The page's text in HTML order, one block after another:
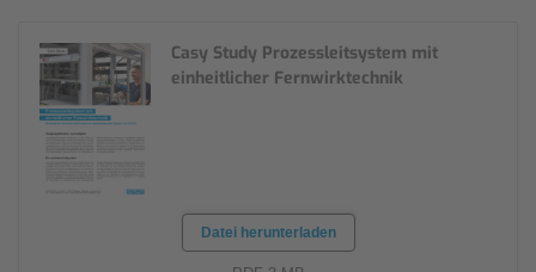
Casy Study Prozessleitsystem mit
einheitlicher Fernwirktechnik
Datei herunterladen